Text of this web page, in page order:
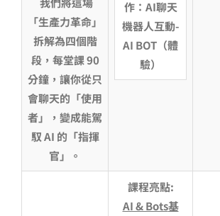
「生產力革命」
拆解為四個階
段，每堂課90
分鐘，讓你從只
會聊天的「使用
者」，變成能駕
馭AI 的「指揮
官」。
作：AI聊天
機器人互動-
AI BOT（體
驗）
課程亮點:
AI & Bots基